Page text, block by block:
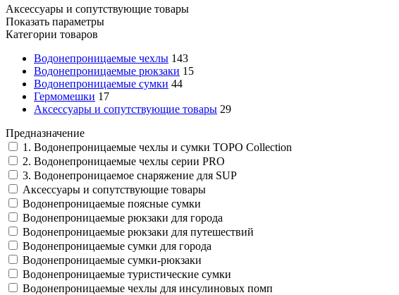
Аксессуары и сопутствующие товары
Показать параметры
Категории товаров
Водонепроницаемые чехлы 143
Водонепроницаемые рюкзаки 15
Водонепроницаемые сумки 44
Гермомешки 17
Аксессуары и сопутствующие товары 29
Предназначение
1. Водонепроницаемые чехлы и сумки TOPO Collection
2. Водонепроницаемые чехлы серии PRO
3. Водонепроницаемое снаряжение для SUP
Аксессуары и сопутствующие товары
Водонепроницаемые поясные сумки
Водонепроницаемые рюкзаки для города
Водонепроницаемые рюкзаки для путешествий
Водонепроницаемые сумки для города
Водонепроницаемые сумки-рюкзаки
Водонепроницаемые туристические сумки
Водонепроницаемые чехлы для инсулиновых помп